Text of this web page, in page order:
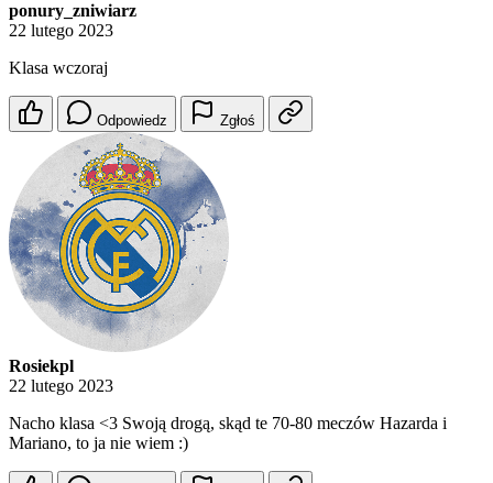
ponury_zniwiarz
22 lutego 2023
Klasa wczoraj
Odpowiedz Zgłoś
Rosiekpl
22 lutego 2023
Nacho klasa <3 Swoją drogą, skąd te 70-80 meczów Hazarda i
Mariano, to ja nie wiem :)